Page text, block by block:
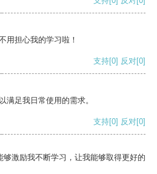
用担心我的学习啦！
支持[0] 反对[0]
满足我日常使用的需求。
支持[0] 反对[0]
激励我不断学习，让我能够取得更好的